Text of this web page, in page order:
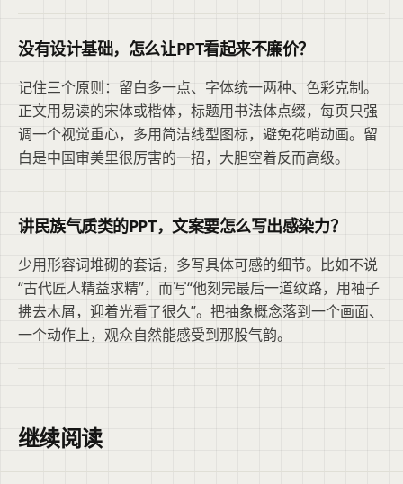
没有设计基础，怎么让PPT看起来不廉价？
记住三个原则：留白多一点、字体统一两种、色彩克制。
正文用易读的宋体或楷体，标题用书法体点缀，每页只强
调一个视觉重心，多用简洁线型图标，避免花哨动画。留
白是中国审美里很厉害的一招，大胆空着反而高级。
讲民族气质类的PPT，文案要怎么写出感染力？
少用形容词堆砌的套话，多写具体可感的细节。比如不说
“古代匠人精益求精”，而写“他刻完最后一道纹路，用袖子
拂去木屑，迎着光看了很久”。把抽象概念落到一个画面、
一个动作上，观众自然能感受到那股气韵。
继续阅读